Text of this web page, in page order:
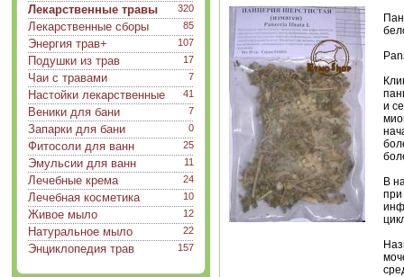
320
Лекарственные травы
85
Лекарственные сборы
107
Энергия трав+
17
Подушки из трав
7
Чаи с травами
41
Настойки лекарственные
7
Веники для бани
0
Запарки для бани
25
Фитосоли для ванн
11
Эмульсии для ванн
24
Лечебные крема
10
Лечебная косметика
12
Живое мыло
22
Натуральное мыло
157
Энциклопедия трав
и
В
при